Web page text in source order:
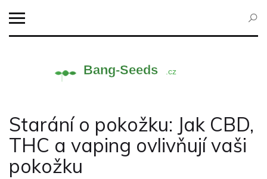
Starání o pokožku: Jak CBD,
THC a vaping ovlivňují vaši
pokožku